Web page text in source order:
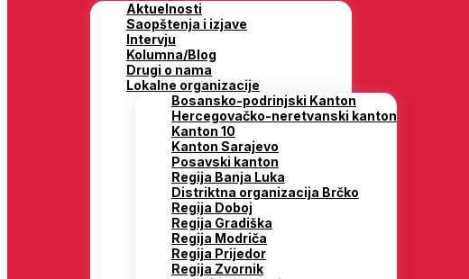
Aktuelnosti
Saopštenja i izjave
Intervju
Kolumna/Blog
Drugi o nama
Lokalne organizacije
Bosansko-podrinjski Kanton
Hercegovačko-neretvanski kanton
Kanton 10
Kanton Sarajevo
Posavski kanton
Regija Banja Luka
Distriktna organizacija Brčko
Regija Doboj
Regija Gradiška
Regija Modriča
Regija Prijedor
Regija Zvornik